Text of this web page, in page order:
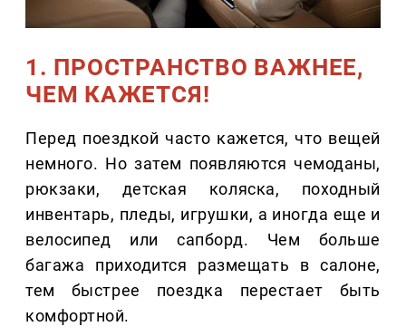
1. ПРОСТРАНСТВО ВАЖНЕЕ,
ЧЕМ КАЖЕТСЯ!
Перед поездкой часто кажется, что вещей
немного. Но затем появляются чемоданы,
рюкзаки, детская коляска, походный
инвентарь, пледы, игрушки, а иногда еще и
велосипед или сапборд. Чем больше
багажа приходится размещать в салоне,
тем быстрее поездка перестает быть
комфортной.